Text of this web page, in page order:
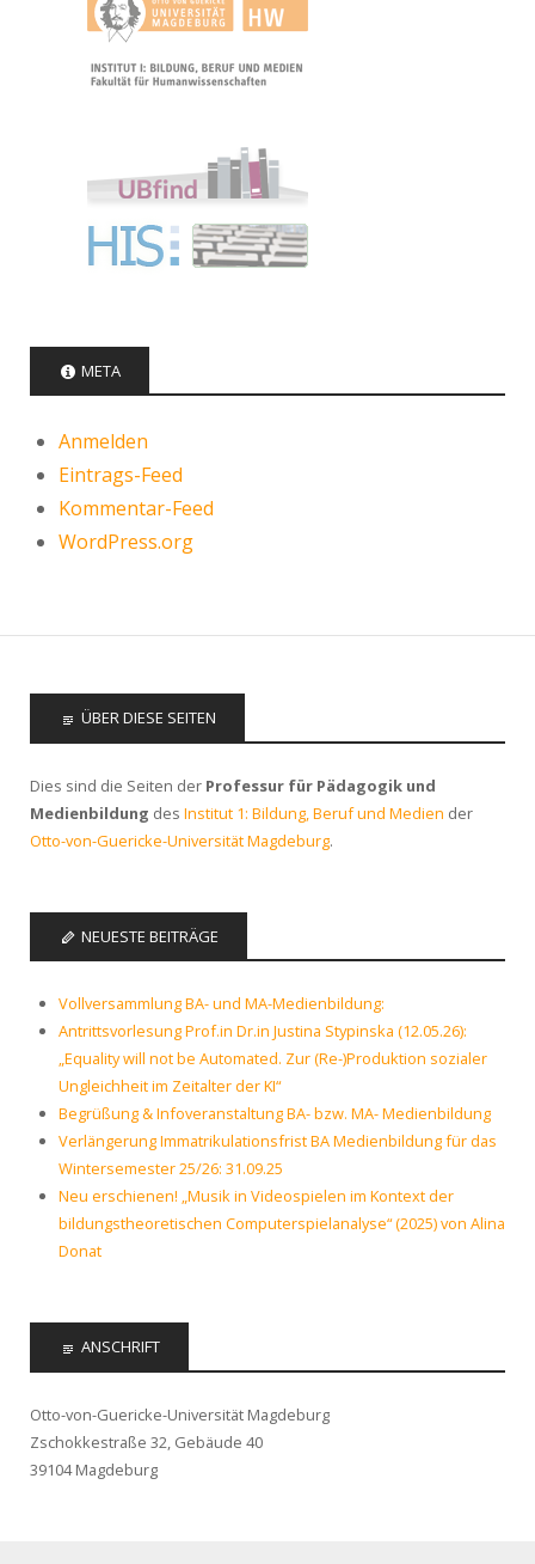
META
Anmelden
Eintrags-Feed
Kommentar-Feed
WordPress.org
ÜBER DIESE SEITEN
Dies sind die Seiten der Professur für Pädagogik und
Medienbildung des Institut 1: Bildung, Beruf und Medien der
Otto-von-Guericke-Universität Magdeburg.
NEUESTE BEITRÄGE
Vollversammlung BA- und MA-Medienbildung:
Antrittsvorlesung Prof.in Dr.in Justina Stypinska (12.05.26):
„Equality will not be Automated. Zur (Re-)Produktion sozialer
Ungleichheit im Zeitalter der KI“
Begrüßung & Infoveranstaltung BA- bzw. MA- Medienbildung
Verlängerung Immatrikulationsfrist BA Medienbildung für das
Wintersemester 25/26: 31.09.25
Neu erschienen! „Musik in Videospielen im Kontext der
bildungstheoretischen Computerspielanalyse“ (2025) von Alina
Donat
ANSCHRIFT
Otto-von-Guericke-Universität Magdeburg
Zschokkestraße 32, Gebäude 40
39104 Magdeburg